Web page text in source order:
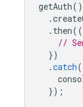
getAuth()
.
. then((
//
})
.catch
});